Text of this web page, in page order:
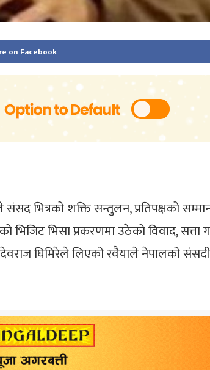
on Facebook
भित्रको शक्ति सन्तुलन, प्रतिपक्षको
भिसा प्रकरणमा उठेको विवाद, सत्ता
घिमिरेले लिएको रवैयाले नेपालको